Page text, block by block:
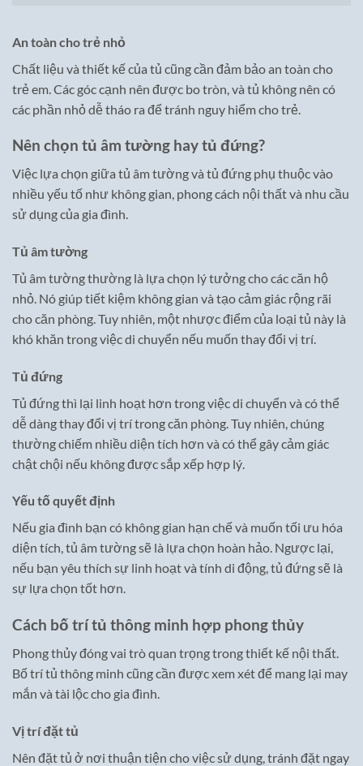
An toàn cho trẻ nhỏ
Chất liệu và thiết kế của tủ cũng cần đảm bảo an toàn cho
trẻ em. Các góc cạnh nên được bo tròn, và tủ không nên có
các phần nhỏ dễ tháo ra để tránh nguy hiểm cho trẻ.
Nên chọn tủ âm tường hay tủ đứng?
Việc lựa chọn giữa tủ âm tường và tủ đứng phụ thuộc vào
nhiều yếu tố như không gian, phong cách nội thất và nhu cầu
sử dụng của gia đình.
Tủ âm tường
Tủ âm tường thường là lựa chọn lý tưởng cho các căn hộ
nhỏ. Nó giúp tiết kiệm không gian và tạo cảm giác rộng rãi
cho căn phòng. Tuy nhiên, một nhược điểm của loại tủ này là
khó khăn trong việc di chuyển nếu muốn thay đổi vị trí.
Tủ đứng
Tủ đứng thì lại linh hoạt hơn trong việc di chuyển và có thể
dễ dàng thay đổi vị trí trong căn phòng. Tuy nhiên, chúng
thường chiếm nhiều diện tích hơn và có thể gây cảm giác
chật chội nếu không được sắp xếp hợp lý.
Yếu tố quyết định
Nếu gia đình bạn có không gian hạn chế và muốn tối ưu hóa
diện tích, tủ âm tường sẽ là lựa chọn hoàn hảo. Ngược lại,
nếu bạn yêu thích sự linh hoạt và tính di động, tủ đứng sẽ là
sự lựa chọn tốt hơn.
Cách bố trí tủ thông minh hợp phong thủy
Phong thủy đóng vai trò quan trọng trong thiết kế nội thất.
Bố trí tủ thông minh cũng cần được xem xét để mang lại may
mắn và tài lộc cho gia đình.
Vị trí đặt tủ
Nên đặt tủ ở nơi thuận tiện cho việc sử dụng, tránh đặt ngay